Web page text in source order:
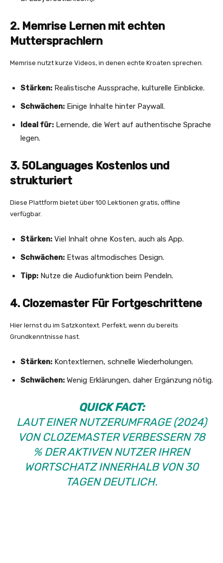
2. Memrise Lernen mit echten
Muttersprachlern
Memrise nutzt kurze Videos, in denen echte Kroaten sprechen.
Stärken: Realistische Aussprache, kulturelle Einblicke.
Schwächen: Einige Inhalte hinter Paywall.
Ideal für: Lernende, die Wert auf authentische Sprache
legen.
3. 50Languages Kostenlos und
strukturiert
Diese Plattform bietet über 100 Lektionen gratis, offline
verfügbar.
Stärken: Viel Inhalt ohne Kosten, auch als App.
Schwächen: Etwas altmodisches Design.
Tipp: Nutze die Audiofunktion beim Pendeln.
4. Clozemaster Für Fortgeschrittene
Hier lernst du im Satzkontext. Perfekt, wenn du bereits
Grundkenntnisse hast.
Stärken: Kontextlernen, schnelle Wiederholungen.
Schwächen: Wenig Erklärungen, daher Ergänzung nötig.
QUICK FACT:
LAUT EINER NUTZERUMFRAGE (2024)
VON CLOZEMASTER VERBESSERN 78
% DER AKTIVEN NUTZER IHREN
WORTSCHATZ INNERHALB VON 30
TAGEN DEUTLICH.